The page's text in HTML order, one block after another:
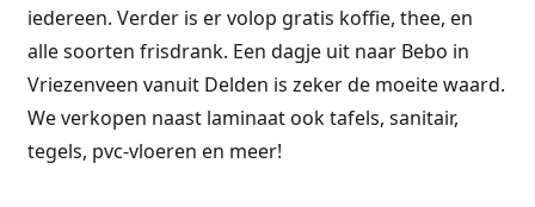
iedereen. Verder is er volop gratis koffie, thee, en
alle soorten frisdrank. Een dagje uit naar Bebo in
Vriezenveen vanuit Delden is zeker de moeite waard.
We verkopen naast laminaat ook tafels, sanitair,
tegels, pvc-vloeren en meer!